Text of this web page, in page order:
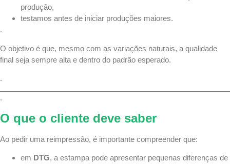
produção,
testamos antes de iniciar produções maiores.
.
O objetivo é que, mesmo com as variações naturais, a qualidade
final seja sempre alta e dentro do padrão esperado.
.
.
O que o cliente deve saber
Ao pedir uma reimpressão, é importante compreender que:
em DTG, a estampa pode apresentar pequenas diferenças de